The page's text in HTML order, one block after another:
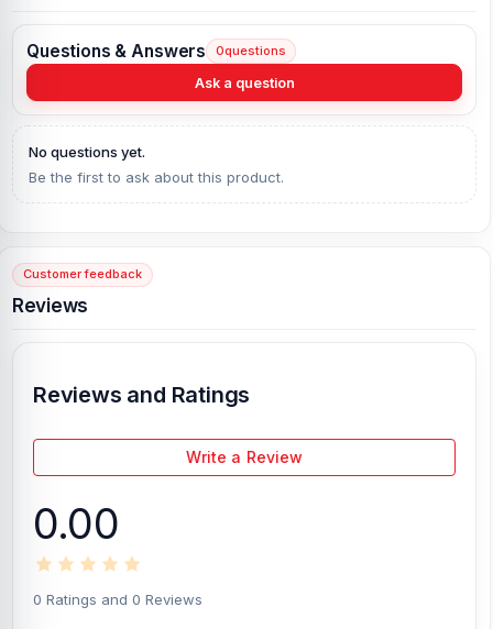
Questions & Answers 0questions
Ask a question
No questions yet.
Be the first to ask about this product.
Customer feedback
Reviews
Reviews and Ratings
Write a Review
0.00
0 Ratings and 0 Reviews